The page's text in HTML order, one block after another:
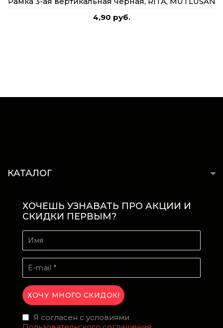
4,90 руб.
КАТАЛОГ
ХОЧЕШЬ УЗНАВАТЬ ПРО АКЦИИ И
СКИДКИ ПЕРВЫМ?
Я согласен с условиями